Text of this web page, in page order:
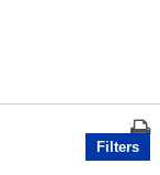
Filters